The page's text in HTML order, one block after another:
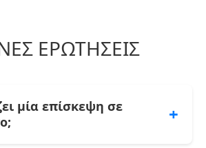
ΕΡΩΤΉΣΕΙΣ
μία επίσκεψη σε
+